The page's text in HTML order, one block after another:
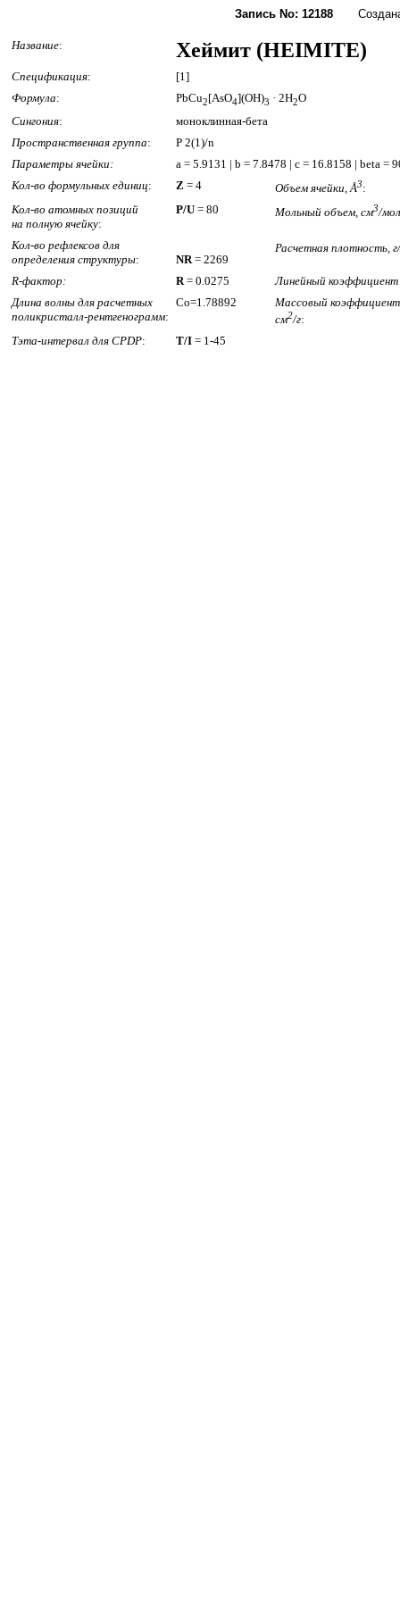
Запись No: 12188 Создана:
Название: Хеймит (HEIMITE)
Спецификация:
[1]
Формула: PbCu2[AsO4](OH)3 · 2H2O
Сингония:
моноклинная-бета
Пространственная группа:
P 2(1)/n
Параметры ячейки:
a = 5.9131 | b = 7.8478 | c = 16.8158 | beta =
Кол-во формульных единиц: Z = 4 Объем ячейки, Å3:
Кол-во атомных позиций
на полную ячейку:
P/U = 80 Мольный объем, см3/
Кол-во рефлексов для
определения структуры: NR= 2269
Расчетная плотность,
R-фактор: R= 0.0275
Линейный коэффициент
Длина волны для расчетных
поликристалл-рентгенограмм:
Co=1.78892
Массовый
см2/г:
Тэта-интервал для CPDP: T/I = 1-45